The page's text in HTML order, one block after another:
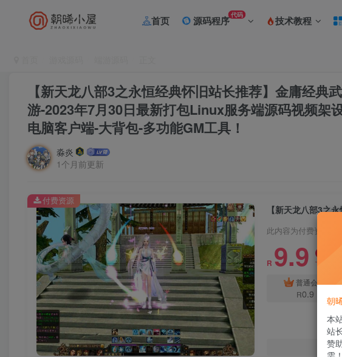
首页 源码程序代码 技术教程
【新天龙八部3之永恒经典怀旧站长推荐】金庸经典
游-2023年7月30日最新打包Linux服务端源码视频架
电脑客户端-大背包-多功能GM工具！
淼炎
1个月前更新
此内容为付费资源，
R 9.9 R
普通会员
R0.9
付费资源
朝
本
站
赞